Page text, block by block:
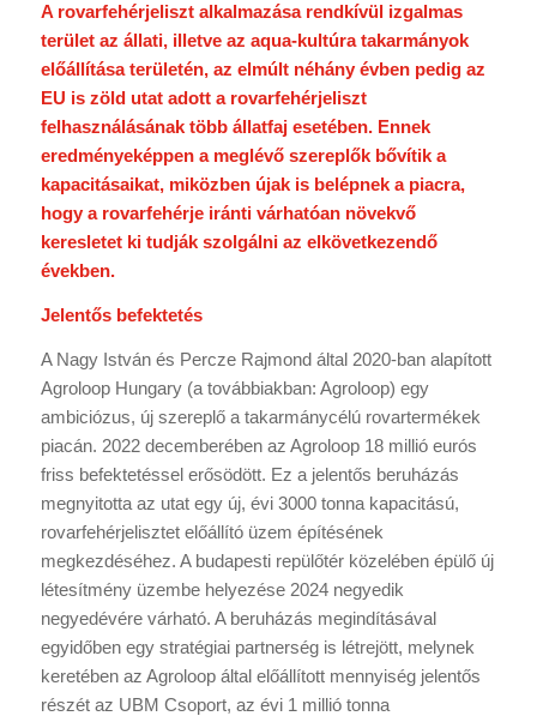
A rovarfehérjeliszt alkalmazása rendkívül izgalmas
terület az állati, illetve az aqua-kultúra takarmányok
előállítása területén, az elmúlt néhány évben pedig az
EU is zöld utat adott a rovarfehérjeliszt
felhasználásának több állatfaj esetében. Ennek
eredményeképpen a meglévő szereplők bővítik a
kapacitásaikat, miközben újak is belépnek a piacra,
hogy a rovarfehérje iránti várhatóan növekvő
keresletet ki tudják szolgálni az elkövetkezendő
években.
Jelentős befektetés
A Nagy István és Percze Rajmond által 2020-ban alapított
Agroloop Hungary (a továbbiakban: Agroloop) egy
ambiciózus, új szereplő a takarmánycélú rovartermékek
piacán. 2022 decemberében az Agroloop 18 millió eurós
friss befektetéssel erősödött. Ez a jelentős beruházás
megnyitotta az utat egy új, évi 3000 tonna kapacitású,
rovarfehérjelisztet előállító üzem építésének
megkezdéséhez. A budapesti repülőtér közelében épülő új
létesítmény üzembe helyezése 2024 negyedik
negyedévére várható. A beruházás megindításával
egyidőben egy stratégiai partnerség is létrejött, melynek
keretében az Agroloop által előállított mennyiség jelentős
részét az UBM Csoport, az évi 1 millió tonna